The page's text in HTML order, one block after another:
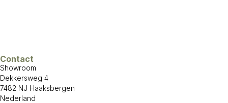
Contact
Showroom
Dekkersweg 4
7482 NJ Haaksbergen
Nederland